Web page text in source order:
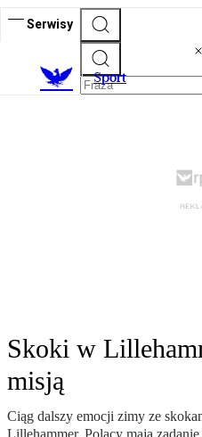
Serwisy
Sport
Skoki w
misją
Ciąg dalszy emocji zimy ze
Lillehammer. Polacy mają